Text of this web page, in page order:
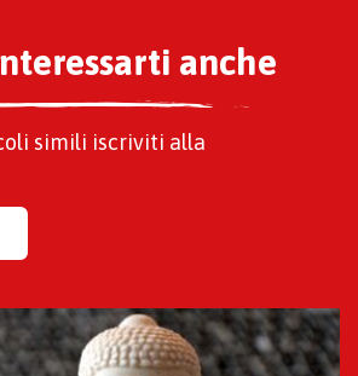
anche
simili iscriviti alla